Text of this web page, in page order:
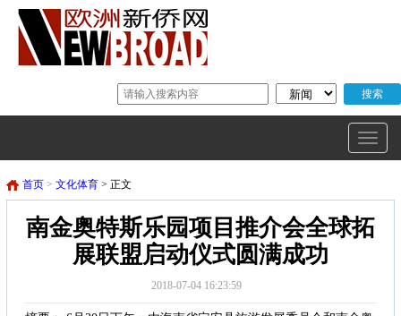
首页 > 文化体育 > 正文
南金奥特斯乐园项目推介会全球拓
展联盟启动仪式圆满成功
2018-07-04 16:23:59